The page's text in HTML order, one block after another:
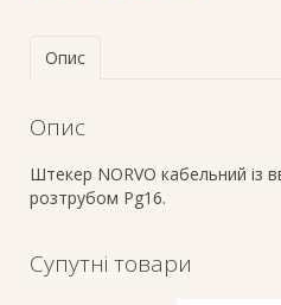
Опис
Опис
Штекер NORVO кабельний із
розтрубом Pg16.
Супутні товари